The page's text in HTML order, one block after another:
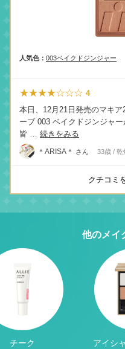
人気色： 003ベイクドジンジャー
★★★★☆☆☆ 4
本日、12月21日発売のマキ
ーブ 003 ベイクドジンジャ
皆 … 続きをみる
＊ARISA＊ さん 33歳 / 乾
クチコミ
他のメイ
チーク アイシ